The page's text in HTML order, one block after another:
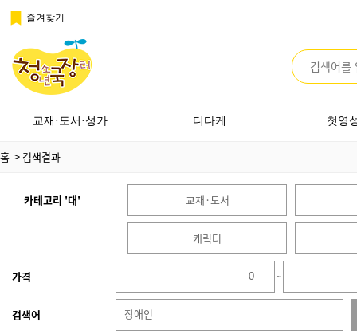
즐겨찾기
교재·도서·성가 디다케 첫영
홈 > 검색결과
카테고리 '대' 교재·도서
캐릭터
가격 ~
검색어